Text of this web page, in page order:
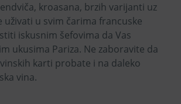
kroasana, brzih varijanti uz
uživati u svim čarima francuske
iskusnim šefovima da Vas
ukusima Pariza. Ne zaboravite da
karti probate i na daleko
vina.